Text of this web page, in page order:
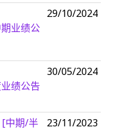
业绩公
29/10/2024
绩公告
30/05/2024
[中期/半
23/11/2023